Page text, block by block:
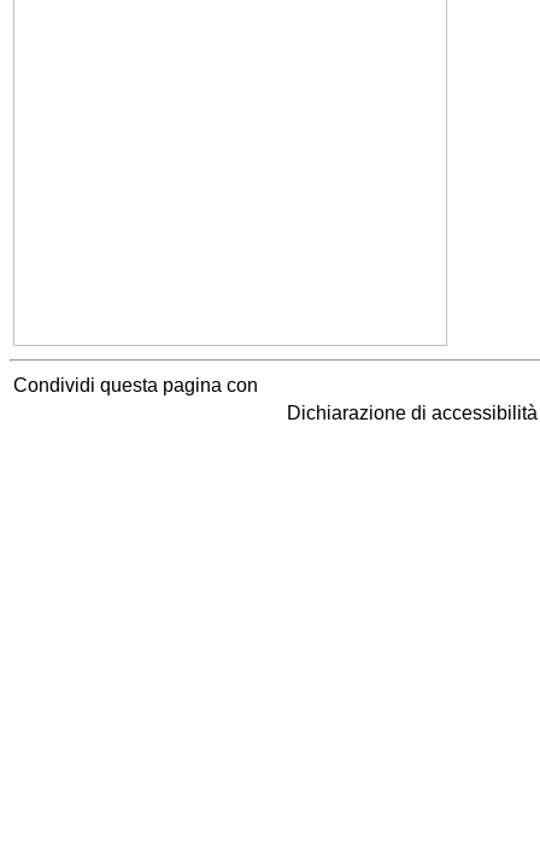
Condividi questa pagina con
Dichiarazione di